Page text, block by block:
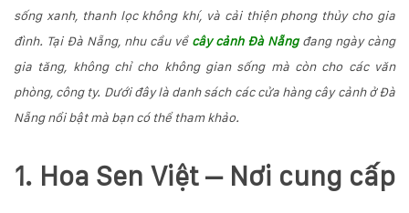
VỤ
KỸ
THUẬT
CÂY
sống xanh, thanh lọc không khí, và cải thiện phong thủy cho gia
đình. Tại Đà Nẵng, nhu cầu về cây cảnh Đà Nẵngđang ngày càng
gia tăng, không chỉ cho không gian sống mà còn cho các văn
phòng, công ty. Dưới đây là danh sách các cửa hàng cây cảnh ở Đà
Nẵng nổi bật mà bạn có thể tham khảo.
1. Hoa Sen Việt – Nơi cung cấp